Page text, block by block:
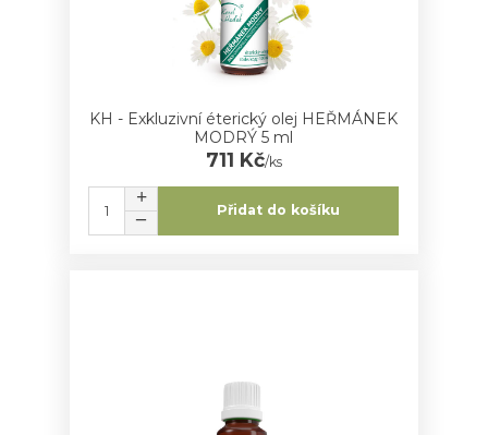
KH - Exkluzivní éterický olej HEŘMÁNEK
MODRÝ 5 ml
711 Kč/ks
Přidat do košíku